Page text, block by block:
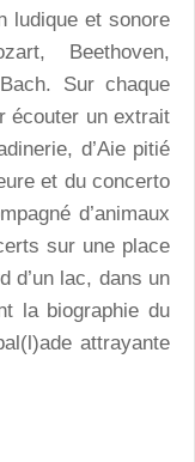
ludique et sonore
Beethoven,
Sur chaque
écouter un extrait
d’Aie pitié
et du concerto
d’animaux
sur une place
d’un lac, dans un
la biographie du
attrayante